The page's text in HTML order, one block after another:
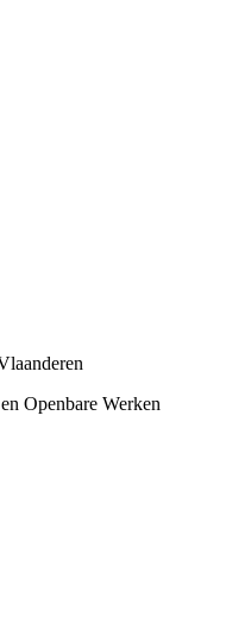
Openbare Werken